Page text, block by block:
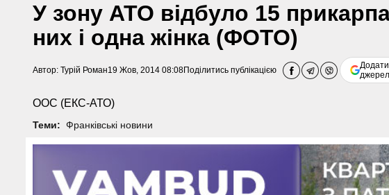
У зону АТО відбуло 15
них і одна жінка (ФОТО)
Автор: Турій Роман19 Жов, 2014 08:08Поділитись публікацією
ООС (ЕКС-АТО)
Теми: Франківські новини